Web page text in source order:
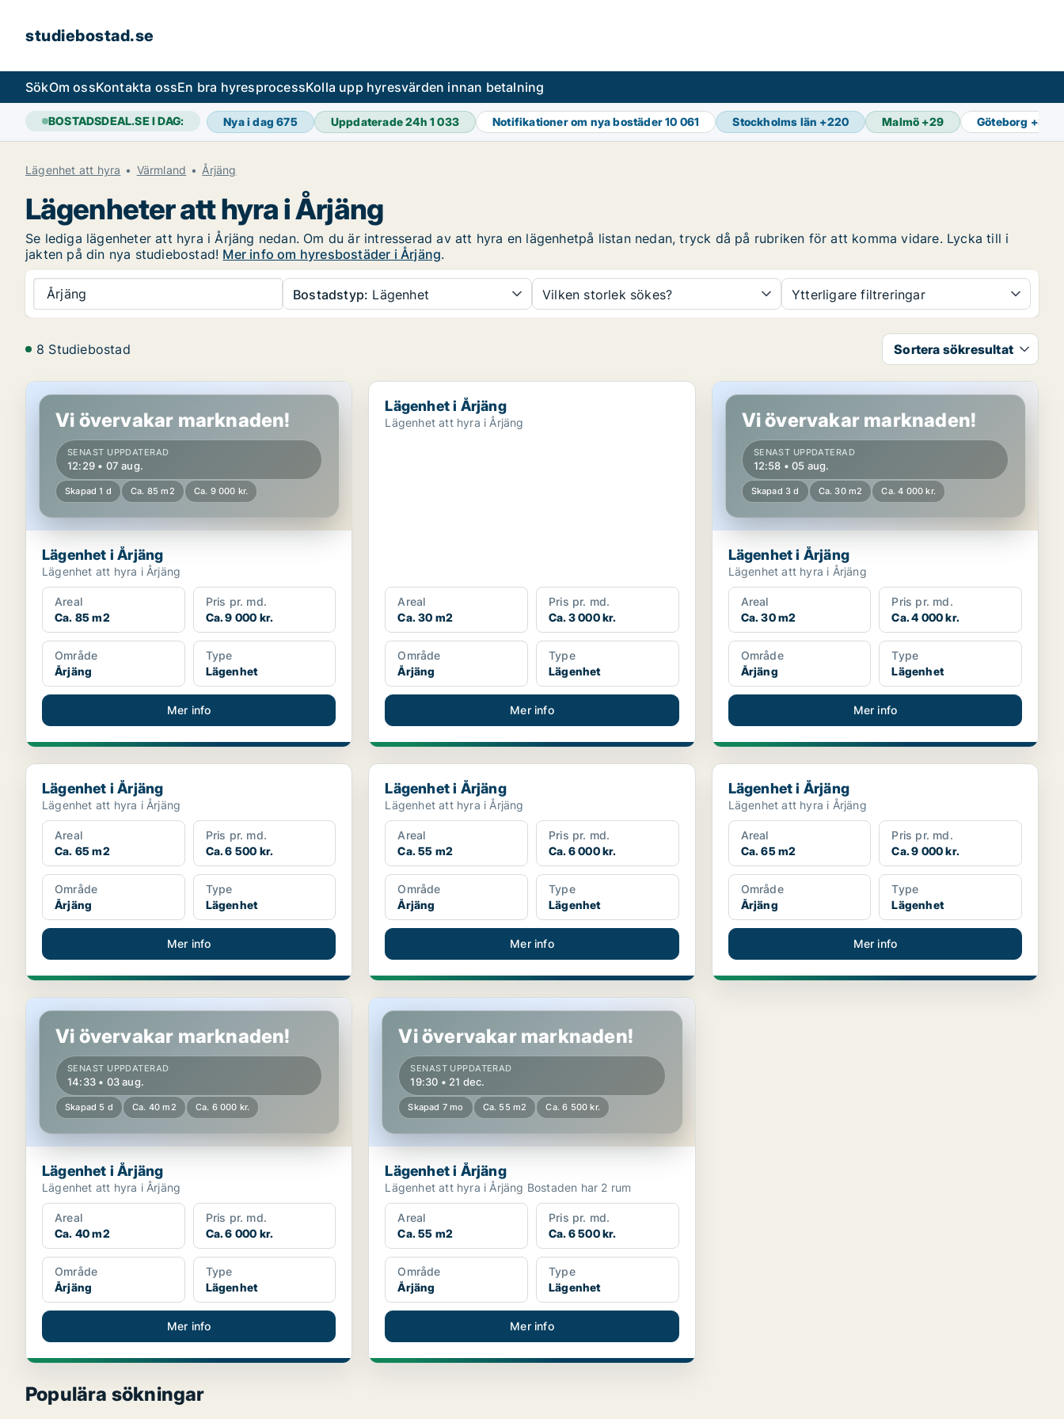
studiebostad.se
SökOm ossKontakta ossEn bra hyresprocessKolla upp hyresvärden innan betalning
BOSTADSDEAL.SE I DAG: Nya i dag675 Uppdaterade 24h1 033 Notifikationer om nya bostäder10 061 Stockholms län +220 Malmö +29 Göteborg +35
Lägenhet att hyra Värmland Årjäng
Lägenheter att hyra i Årjäng
Se lediga lägenheter att hyra i Årjäng nedan. Om du är intresserad av att hyra en lägenhetpå listan nedan, tryck då på rubriken för att komma vidare. Lycka till i
jakten på din nya studiebostad! Mer info om hyresbostäder i Årjäng.
Årjäng Bostadstyp: Lägenhet Vilken storlek sökes? Ytterligare filtreringar
8 Studiebostad Sortera sökresultat
Lägenhet i Årjäng
Vi övervakar marknaden!
SENAST UPPDATERAD
12:29 • 07 aug.
Skapad 1 d Ca. 85 m2 Ca. 9 000 kr.
Lägenhet i Årjäng
Lägenhet att hyra i Årjäng
Areal
Ca. 85 m2
Pris pr. md.
Ca. 9 000 kr.
Område
Årjäng
Type
Lägenhet
Mer info
Lägenhet i Årjäng
Lägenhet i Årjäng
Lägenhet att hyra i Årjäng
Areal
Ca. 30 m2
Pris pr. md.
Ca. 3 000 kr.
Område
Årjäng
Type
Lägenhet
Mer info
Lägenhet i Årjäng
Vi övervakar marknaden!
SENAST UPPDATERAD
12:58 • 05 aug.
Skapad 3 d Ca. 30 m2 Ca. 4 000 kr.
Lägenhet i Årjäng
Lägenhet att hyra i Årjäng
Areal
Ca. 30 m2
Pris pr. md.
Ca. 4 000 kr.
Område
Årjäng
Type
Lägenhet
Mer info
Lägenhet i Årjäng
Lägenhet i Årjäng
Lägenhet att hyra i Årjäng
Areal
Ca. 65 m2
Pris pr. md.
Ca. 6 500 kr.
Område
Årjäng
Type
Lägenhet
Mer info
Lägenhet i Årjäng
Lägenhet i Årjäng
Lägenhet att hyra i Årjäng
Areal
Ca. 55 m2
Pris pr. md.
Ca. 6 000 kr.
Område
Årjäng
Type
Lägenhet
Mer info
Lägenhet i Årjäng
Lägenhet i Årjäng
Lägenhet att hyra i Årjäng
Areal
Ca. 65 m2
Pris pr. md.
Ca. 9 000 kr.
Område
Årjäng
Type
Lägenhet
Mer info
Lägenhet i Årjäng
Vi övervakar marknaden!
SENAST UPPDATERAD
14:33 • 03 aug.
Skapad 5 d Ca. 40 m2 Ca. 6 000 kr.
Lägenhet i Årjäng
Lägenhet att hyra i Årjäng
Areal
Ca. 40 m2
Pris pr. md.
Ca. 6 000 kr.
Område
Årjäng
Type
Lägenhet
Mer info
Lägenhet i Årjäng
Vi övervakar marknaden!
SENAST UPPDATERAD
19:30 • 21 dec.
Skapad 7 mo Ca. 55 m2 Ca. 6 500 kr.
Lägenhet i Årjäng
Lägenhet att hyra i Årjäng Bostaden har 2 rum
Areal
Ca. 55 m2
Pris pr. md.
Ca. 6 500 kr.
Område
Årjäng
Type
Lägenhet
Mer info
Populära sökningar